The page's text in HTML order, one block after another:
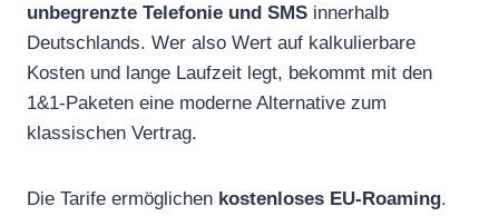
unbegrenzte Telefonie und SMS innerhalb
Deutschlands. Wer also Wert auf kalkulierbare
Kosten und lange Laufzeit legt, bekommt mit den
1&1-Paketen eine moderne Alternative zum
klassischen Vertrag.
Die Tarife ermöglichen kostenloses EU-Roaming.